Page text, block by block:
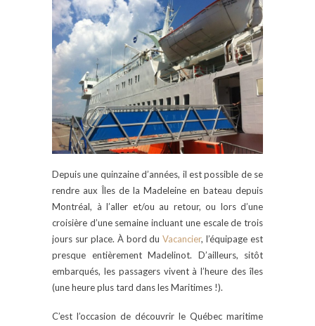
Depuis une quinzaine d’années, il est possible de se
rendre aux Îles de la Madeleine en bateau depuis
Montréal, à l’aller et/ou au retour, ou lors d’une
croisière d’une semaine incluant une escale de trois
jours sur place. À bord duVacancier, l’équipage est
presque entièrement Madelinot. D’ailleurs, sitôt
embarqués, les passagers vivent à l’heure des îles
(une heure plus tard dans les Maritimes !).
C’est l’occasion de découvrir le Québec maritime